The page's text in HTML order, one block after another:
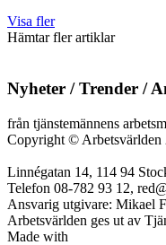
Visa fler
Hämtar fler artiklar
Nyheter / Trender /
från tjänstemännens
Copyright © Arbetsvärlden
Linnégatan 14, 114 94
Telefon 08-782 93 12,
Ansvarig utgivare: Mikael
Arbetsvärlden ges ut av
Made with